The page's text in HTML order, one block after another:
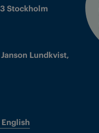
Stockholm
Lundkvist,
English